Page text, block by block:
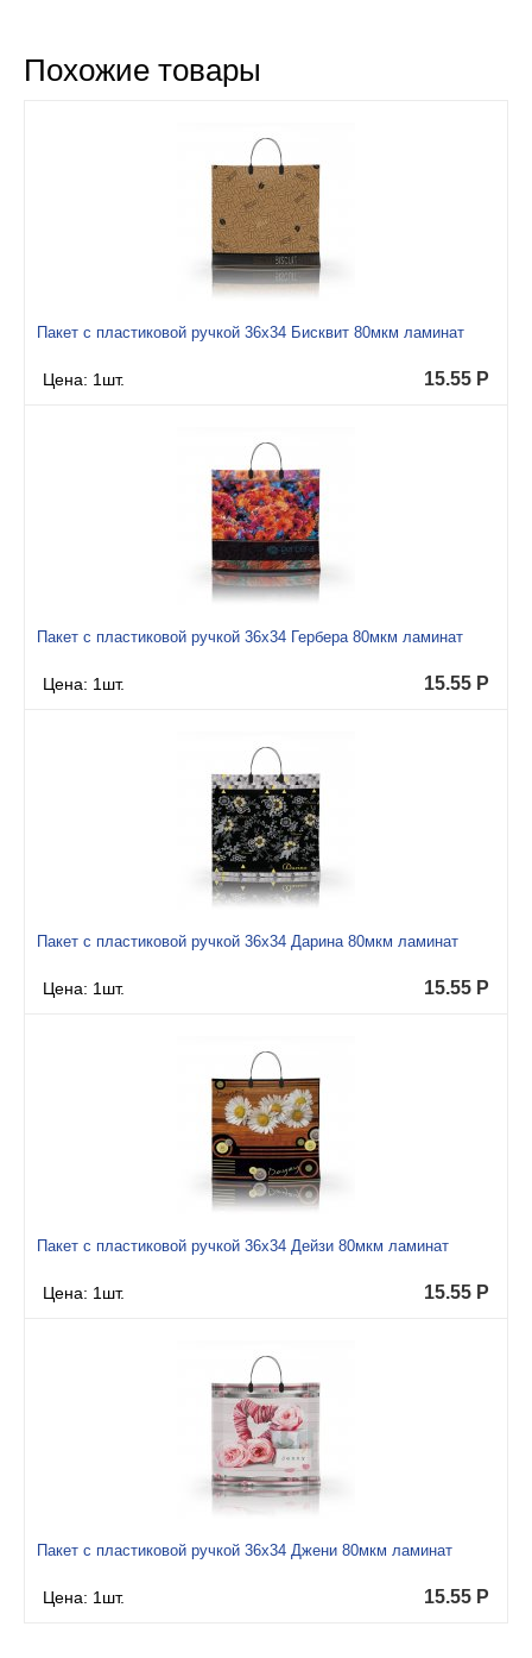
Похожие товары
Пакет с пластиковой ручкой 36x34 Бисквит 80мкм ламинат
Цена: 1шт. 15.55 Р
Пакет с пластиковой ручкой 36x34 Гербера 80мкм ламинат
Цена: 1шт. 15.55 Р
Пакет с пластиковой ручкой 36x34 Дарина 80мкм ламинат
Цена: 1шт. 15.55 Р
Пакет с пластиковой ручкой 36x34 Дейзи 80мкм ламинат
Цена: 1шт. 15.55 Р
Пакет с пластиковой ручкой 36x34 Джени 80мкм ламинат
Цена: 1шт. 15.55 Р